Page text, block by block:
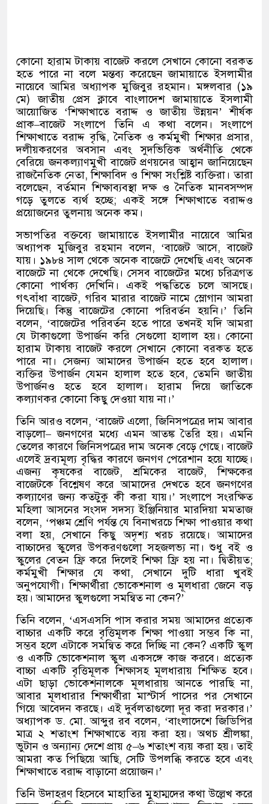
কোনো হারাম টাকায় বাজেট করলে সেখানে কোনো বরকত
হতে পারে না বলে মন্তব্য করেছেন জামায়াতে ইসলামীর
নায়েবে আমির অধ্যাপক মুজিবুর রহমান। মঙ্গলবার(১৯
মে)জাতীয় প্রেস ক্লাবে বাংলাদেশ জামায়াতে ইসলামী
আয়োজিত‘শিক্ষাখাতে বরাদ্দ ও জাতীয় উন্নয়ন’শীর্ষক
প্রাক–বাজেট সংলাপে তিনি এ কথা বলেন। সংলাপে
শিক্ষাখাতে বরাদ্দ বৃদ্ধি,নৈতিক ও কর্মমুখী শিক্ষার প্রসার,
দলীয়করণের অবসান এবং সুদভিত্তিক অর্থনীতি থেকে
বেরিয়ে জনকল্যাণমুখী বাজেট প্রণয়নের আহ্বান জানিয়েছেন
রাজনৈতিক নেতা,শিক্ষাবিদ ও শিক্ষা সংশ্লিষ্ট ব্যক্তিরা। তারা
বলেছেন,বর্তমান শিক্ষাব্যবস্থা দক্ষ ও নৈতিক মানবসম্পদ
গড়ে তুলতে ব্যর্থ হচ্ছে;একই সঙ্গে শিক্ষাখাতে বরাদ্দও
প্রয়োজনের তুলনায় অনেক কম।
সভাপতির বক্তব্যে জামায়াতে ইসলামীর নায়েবে আমির
অধ্যাপক মুজিবুর রহমান বলেন, ‘বাজেট আসে,বাজেট
যায়। ১৯৮৪ সাল থেকে অনেক বাজেটে দেখেছি এবং অনেক
বাজেটে না থেকে দেখেছি। সেসব বাজেটের মধ্যে চরিত্রগত
কোনো পার্থক্য দেখিনি। একই পদ্ধতিতে চলে আসছে।
গৎবাঁধা বাজেট, গরিব মারার বাজেট নামে স্লোগান আমরা
দিয়েছি। কিন্তু বাজেটের কোনো পরিবর্তন হয়নি।’তিনি
বলেন, ‘বাজেটের পরিবর্তন হতে পারে তখনই যদি আমরা
যে টাকাগুলো উপার্জন করি সেগুলো হালাল হয়। কোনো
হারাম টাকায় বাজেট করলে সেখানে কোনো বরকত হতে
পারে না। সেজন্য আমাদের উপার্জন হতে হবে হালাল।
ব্যক্তির উপার্জন যেমন হালাল হতে হবে,তেমনি জাতীয়
উপার্জনও হতে হবে হালাল। হারাম দিয়ে জাতিকে
কল্যাণকর কোনো কিছু দেওয়া যায় না।’
তিনি আরও বলেন, ‘বাজেট এলো,জিনিসপত্রের দাম আবার
বাড়লো–জনগণের মধ্যে এমন আতঙ্ক তৈরি হয়। এমনি
তেলের কারণে জিনিসপত্রের দাম অনেক বেড়ে গেছে। বাজেট
এলেই দ্রব্যমূল্য বৃদ্ধির কারণে জনগণ পেরেশান হয়ে যাচ্ছে।
এজন্য কৃষকের বাজেট,শ্রমিকের বাজেট,শিক্ষকের
বাজেটকে বিশ্লেষণ করে আমাদের দেখতে হবে জনগণের
কল্যাণের জন্য কতটুকু কী করা যায়।’সংলাপে সংরক্ষিত
মহিলা আসনের সংসদ সদস্য ইঞ্জিনিয়ার মারদিয়া মমতাজ
বলেন, ‘পঞ্চম শ্রেণি পর্যন্ত যে বিনাখরচে শিক্ষা পাওয়ার কথা
বলা হয়,সেখানে কিছু অদৃশ্য খরচ রয়েছে। আমাদের
বাচ্চাদের স্কুলের উপকরণগুলো সহজলভ্য না। শুধু বই ও
স্কুলের বেতন ফ্রি করে দিলেই শিক্ষা ফ্রি হয় না। দ্বিতীয়ত;
কর্মমুখী শিক্ষার যে কথা, সেখানে দুটি ধারা খুবই
অনুপযোগী। শিক্ষার্থীরা ভোকেশনাল ও মূলধারা জেনে বড়
হয়। আমাদের স্কুলগুলো সমন্বিত না কেন?’
তিনি বলেন, ‘এসএসসি পাস করার সময় আমাদের প্রত্যেক
বাচ্চার একটি করে বৃত্তিমূলক শিক্ষা পাওয়া সম্ভব কি না,
সম্ভব হলে এটাকে সমন্বিত করে দিচ্ছি না কেন? একটি স্কুল
ও একটি ভোকেশনাল স্কুল একসঙ্গে কাজ করবে। প্রত্যেক
বাচ্চা একটি বৃত্তিমূলক শিক্ষাসহ মূলধারায় শিক্ষিত হবে।
এটা ছাড়া ভোকেশনালকে মূলধারায় আনতে পারছি না,
আবার মূলধারার শিক্ষার্থীরা মাস্টার্স পাসের পর সেখানে
গিয়ে আবেদন করছে। এই দুর্বলতাগুলো দূর করা দরকার।’
অধ্যাপক ড. মো.আব্দুর রব বলেন, ‘বাংলাদেশে জিডিপির
মাত্র ২ শতাংশ শিক্ষাখাতে ব্যয় করা হয়। অথচ শ্রীলঙ্কা,
ভুটান ও অন্যান্য দেশে প্রায় ৫–৬ শতাংশ ব্যয় করা হয়। তাই
আমরা কত পিছিয়ে আছি, সেটি উপলব্ধি করতে হবে এবং
শিক্ষাখাতে বরাদ্দ বাড়ানো প্রয়োজন।’
তিনি উদাহরণ হিসেবে মাহাতির মুহাম্মদের কথা উল্লেখ করে